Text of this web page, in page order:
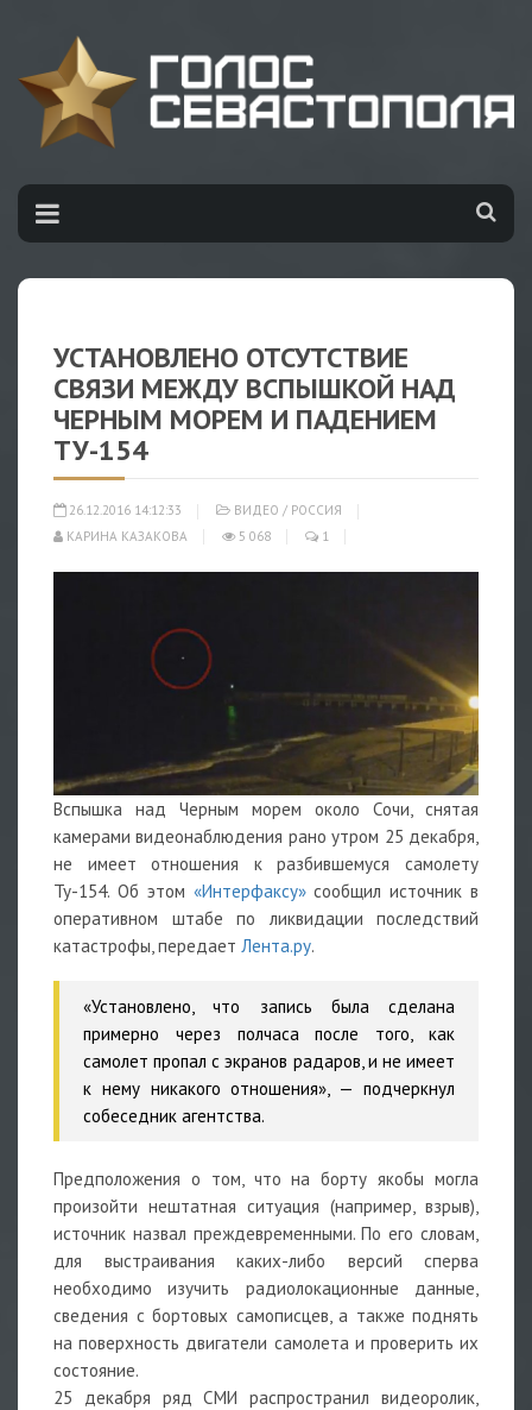
УСТАНОВЛЕНО ОТСУТСТВИЕ
СВЯЗИ МЕЖДУ ВСПЫШКОЙ НАД
ЧЕРНЫМ МОРЕМ И ПАДЕНИЕМ
ТУ-154
26.12.2016 14:12:33 ВИДЕО / РОССИЯ
КАРИНА КАЗАКОВА
5 068 1
Вспышка над Черным морем около Сочи, снятая
камерами видеонаблюдения рано утром 25 декабря,
не имеет отношения к разбившемуся самолету
Ту-154. Об этом «Интерфаксу»сообщил источник в
оперативном штабе по ликвидации последствий
катастрофы, передает Лента.ру.
«Установлено, что запись была сделана
примерно через полчаса после того, как
самолет пропал с экранов радаров, и не имеет
к нему никакого отношения», — подчеркнул
собеседник агентства.
Предположения о том, что на борту якобы могла
произойти нештатная ситуация (например, взрыв),
источник назвал преждевременными. По его словам,
для выстраивания каких-либо версий сперва
необходимо изучить радиолокационные данные,
сведения с бортовых самописцев, а также поднять
на поверхность двигатели самолета и проверить их
состояние.
25 декабря ряд СМИ распространил видеоролик,